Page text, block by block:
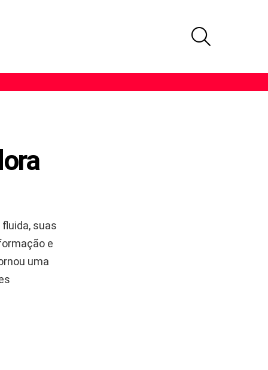
suas
e
uma